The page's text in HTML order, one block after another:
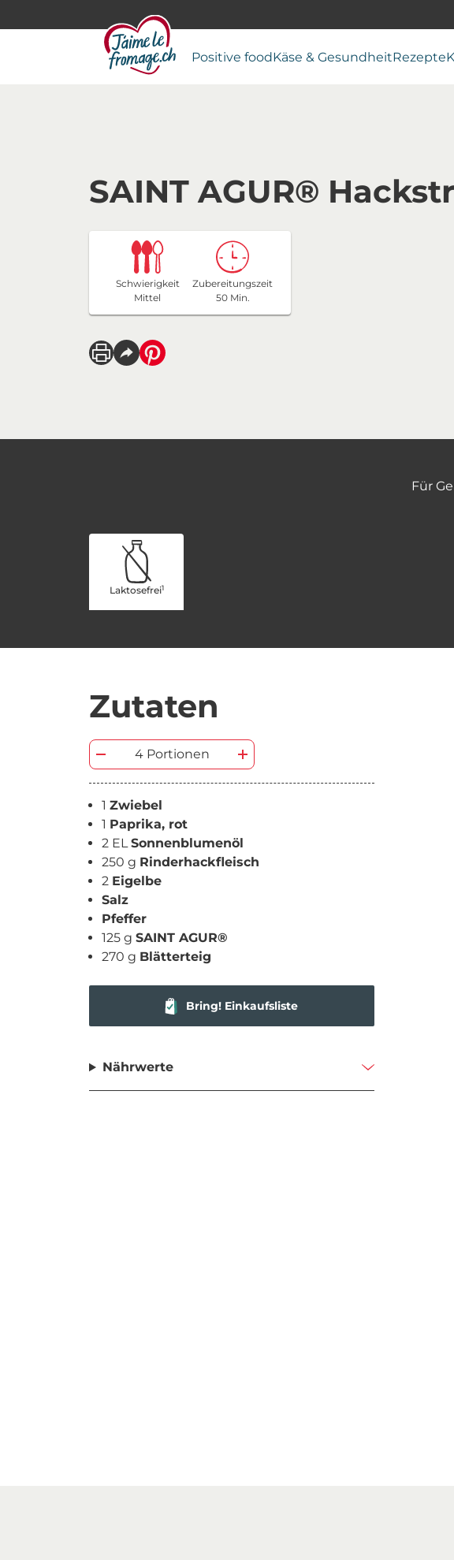
Positive foodKäse & GesundheitRezepte
SAINT AGUR®
Schwierigkeit
Mittel
Zubereitungszeit
50 Min.
Für
Laktosefrei1
Zutaten
4 Portionen
1 Zwiebel
1 Paprika, rot
2 ELSonnenblumenöl
250 g Rinderhackfleisch
2 Eigelbe
Salz
Pfeffer
125 g SAINT AGUR®
270 g Blätterteig
Bring! Einkaufsliste
Nährwerte